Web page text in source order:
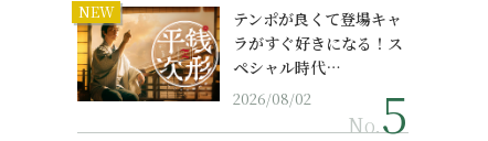
NEW
テンポが良くて登場キャ
ラがすぐ好きになる！ス
ペシャル時代…
2026/08/02
No.